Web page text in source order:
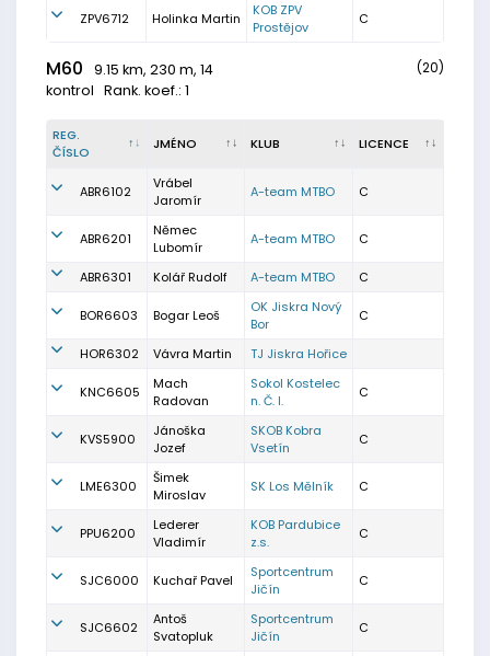
ZPV6712 Holinka Martin
KOB ZPV
Prostějov
C
M60
9.15 km, 230 m, 14
kontrol Rank. koef.: 1
(20)
REG.
ČÍSLO
JMÉNO KLUB LICENCE
ABR6102
Vrábel
Jaromír
A-team MTBO C
ABR6201
Němec
Lubomír
A-team MTBO C
ABR6301 Kolář Rudolf A-team MTBO C
BOR6603 Bogar Leoš
OK Jiskra Nový
Bor
C
HOR6302 Vávra Martin TJ Jiskra Hořice
KNC6605
Mach
Radovan
Sokol Kostelec
n. Č. l.
C
KVS5900
Jánoška
Jozef
SKOB Kobra
Vsetín
C
LME6300
Šimek
Miroslav
SK Los Mělník C
PPU6200
Lederer
Vladimír
KOB Pardubice
z.s.
C
SJC6000 Kuchař Pavel
Sportcentrum
Jičín
C
SJC6602
Antoš
Svatopluk
Sportcentrum
Jičín
C